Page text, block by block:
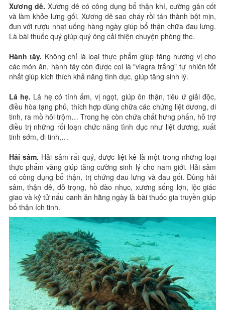
Xương dê.Xương dê có công dụng bổ thận khí, cường gân cốt
và làm khỏe lưng gối. Xương dê sao cháy rồi tán thành bột mịn,
đun với rượu nhạt uống hàng ngày giúp bổ thận chữa đau lưng.
Là bài thuốc quý giúp quý ông cải thiện chuyện phòng the.
Hành tây. Không chỉ là loại thực phẩm giúp tăng hương vị cho
các món ăn, hành tây còn được coi là "viagra trắng" tự nhiên tốt
nhất giúp kích thích khả năng tình dục, giúp tăng sinh lý.
Lá hẹ. Lá hẹ có tính ấm, vị ngọt, giúp ôn thận, tiêu ứ giải độc,
điều hòa tạng phủ, thích hợp dùng chữa các chứng liệt dương, di
tinh, ra mồ hôi trộm… Trong hẹ còn chứa chất hưng phấn, hỗ trợ
điều trị những rối loạn chức năng tình dục như liệt dương, xuất
tinh sớm, di tinh,…
Hải sâm. Hải sâm rất quý, được liệt kê là một trong những loại
thực phẩm vàng giúp tăng cường sinh lý cho nam giới. Hải sâm
có công dụng bổ thận, trị chứng đau lưng và đau gối. Dùng hải
sâm, thận dê, đỗ trọng, hồ đào nhục, xương sống lợn, lộc giác
giao và kỷ tử nấu canh ăn hằng ngày là bài thuốc gia truyền giúp
bổ thận ích tinh.